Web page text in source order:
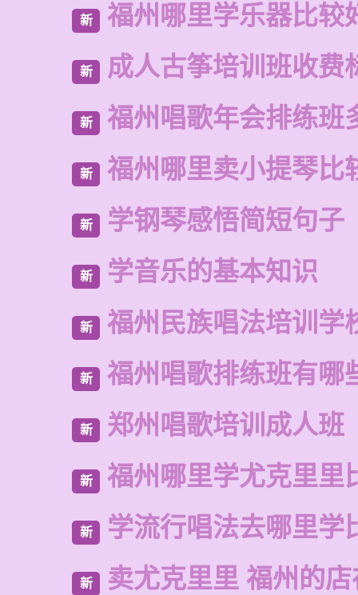
新 福州哪里学乐器比较
新 成人古筝培训班收费
新 福州唱歌年会排练班
新 福州哪里卖小提琴比
新 学钢琴感悟简短句子
新 学音乐的基本知识
新 福州民族唱法培训学
新 福州唱歌排练班有哪
新 郑州唱歌培训成人班
新 福州哪里学尤克里里
新 学流行唱法去哪里学
新 卖尤克里里 福州的